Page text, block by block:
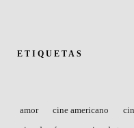
ETIQUETAS
amor cine americano